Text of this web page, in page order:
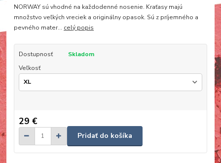
NORWAY sú vhodné na každodenné nosenie. Kraťasy majú
množstvo veľkých vreciek a originálny opasok. Sú z príjemného a
pevného mater... celý popis
Dostupnosť
Skladom
Veľkosť
29 €
Pridať do košíka